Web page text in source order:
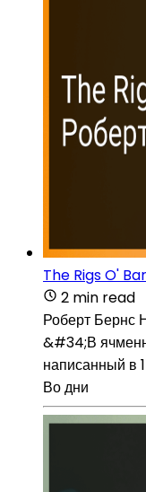
The Rigs O'
2 min read
Роберт Бернс
&#34;В
написанный в
Во дни